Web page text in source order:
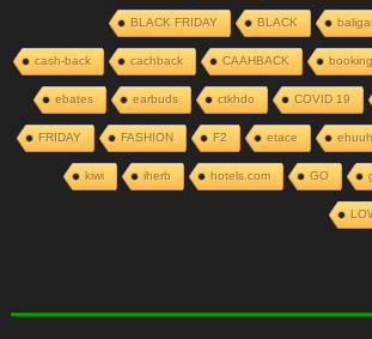
BLACK
BLACK FRIDAY
booking
CAAHBACK
cachback
cash-back
COVID 19
ctkhdo
earbuds
ebates
ehuuh
etace
F2
FASHION
FRIDAY
GO
hotels.com
iherb
kiwi